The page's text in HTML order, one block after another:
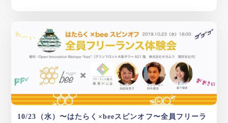
10/23（水）〜はたらく×beeスピンオフ〜全員フリーラ